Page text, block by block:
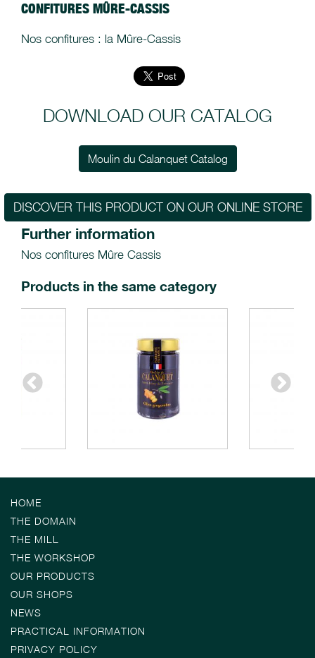
CONFITURES MÛRE-CASSIS
Nos confitures : la Mûre-Cassis
DOWNLOAD OUR CATALOG
Moulin du Calanquet Catalog
DISCOVER THIS PRODUCT ON OUR ONLINE STORE
Further information
Nos confitures Mûre Cassis
Products in the same category
HOME
THE DOMAIN
THE MILL
THE WORKSHOP
OUR PRODUCTS
OUR SHOPS
NEWS
PRACTICAL INFORMATION
PRIVACY POLICY